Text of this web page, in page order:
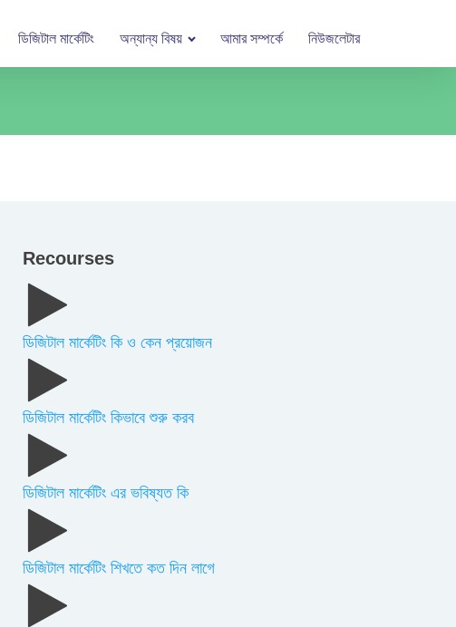
ডিজিটাল মার্কেটিং অন্যান্য বিষয় আমার সম্পর্কে নিউজলেটার
Recourses
ডিজিটাল মার্কেটিং কি ও কেন প্রয়োজন
ডিজিটাল মার্কেটিং কিভাবে শুরু করব
ডিজিটাল মার্কেটিং এর ভবিষ্যত কি
ডিজিটাল মার্কেটিং শিখতে কত দিন লাগে